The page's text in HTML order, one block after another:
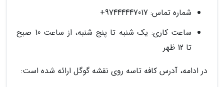
شماره تماس: 97444447017+
ساعت کاری: یک شنبه تا پنج شنبه، از ساعت 10 صبح
تا 12 ظهر
در ادامه، آدرس کافه تاسه روی نقشه گوگل ارائه شده است: